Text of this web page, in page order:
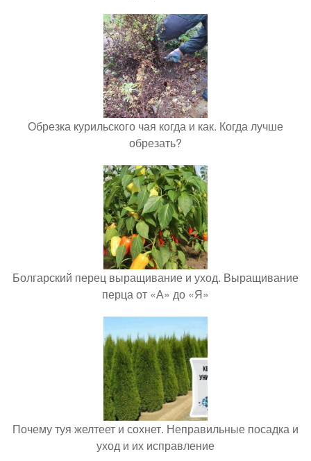
Обрезка курильского чая когда и как. Когда лучше
обрезать?
Болгарский перец выращивание и уход. Выращивание
перца от «А» до «Я»
Почему туя желтеет и сохнет. Неправильные посадка и
уход и их исправление